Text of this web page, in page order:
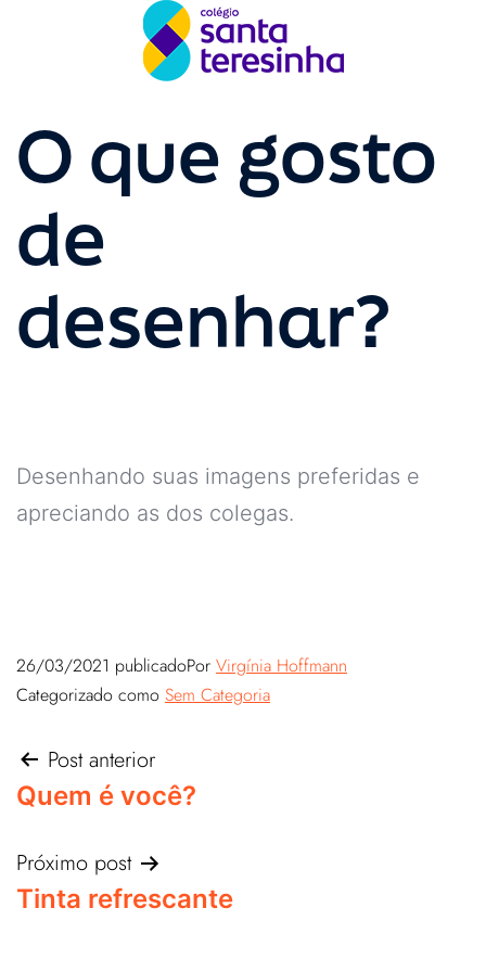
O que gosto
de
desenhar?
Desenhando suas imagens preferidas e
apreciando as dos colegas.
26/03/2021 publicadoPor Virgínia Hoffmann
Categorizado como Sem Categoria
Post anterior
Quem é você?
Próximo post
Tinta refrescante